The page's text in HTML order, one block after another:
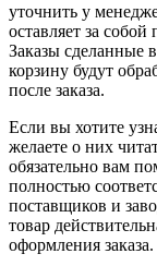
уточнить у
оставляет за
Заказы сделанные
корзину будут
после заказа.
Если вы хотите
желаете о них
обязательно вам
полностью
поставщиков и
товар
оформления заказа.